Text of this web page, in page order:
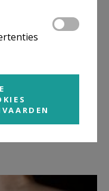
81, om 8.45